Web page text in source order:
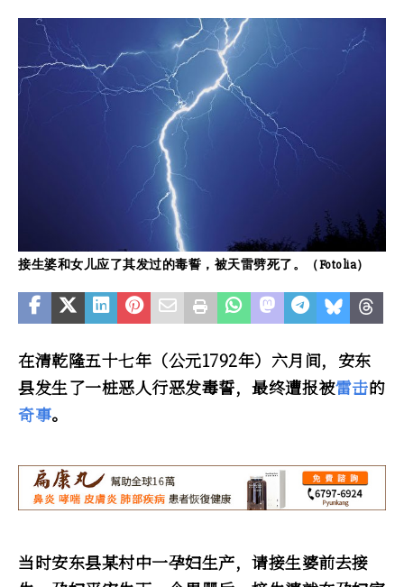
接生婆和女儿应了其发过的毒誓，被天雷劈死了。（Fotolia）
在清乾隆五十七年（公元1792年）六月间，安东
县发生了一桩恶人行恶发毒誓，最终遭报被雷击的
奇事。
当时安东县某村中一孕妇生产，请接生婆前去接